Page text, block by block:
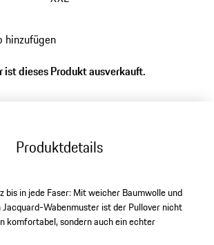
hinzufügen
ist dieses Produkt ausverkauft.
Produktdetails
bis in jede Faser: Mit weicher Baumwolle und
Jacquard-Wabenmuster ist der Pullover nicht
komfortabel, sondern auch ein echter